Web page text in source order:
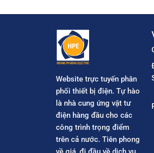
Website trực tuyến phân
phối thiết bị điện. Tự hào
là nhà cung ứng vật tư
điện hàng đầu cho các
công trình trọng điểm
trên cả nước. Tiên phong